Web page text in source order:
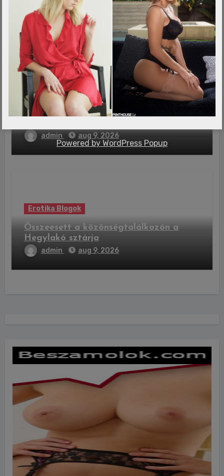
videó
admin aug 9, 2026
Erotika Blogok
„Egyszerűen felfoghatatlan” – meghalt
egy 9 éves kislány, egy 35 éves férfit
admin aug 9, 2026
Erotika Blogok
Összeesett a közönségtalálkozón a
Hegylakó sztárja
admin aug 9, 2026
Powered by WordPress Popup